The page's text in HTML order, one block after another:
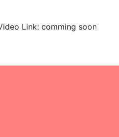
Link: comming soon